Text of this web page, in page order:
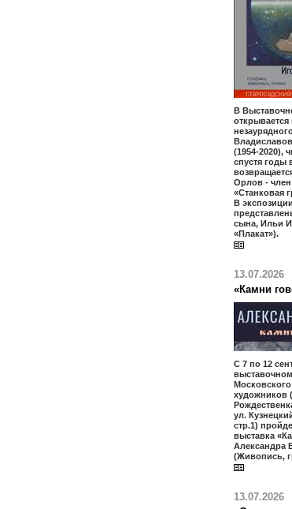
В
открывается
(1954-2020),
спустя годы
Орлов - член
«Станковая
В
сына, Ильи
«Плакат»).
13.07.2026
«Камни
С 7 по 12
художников
ул.
стр.1)
выставка
Александра
(Живопись,
13.07.2026